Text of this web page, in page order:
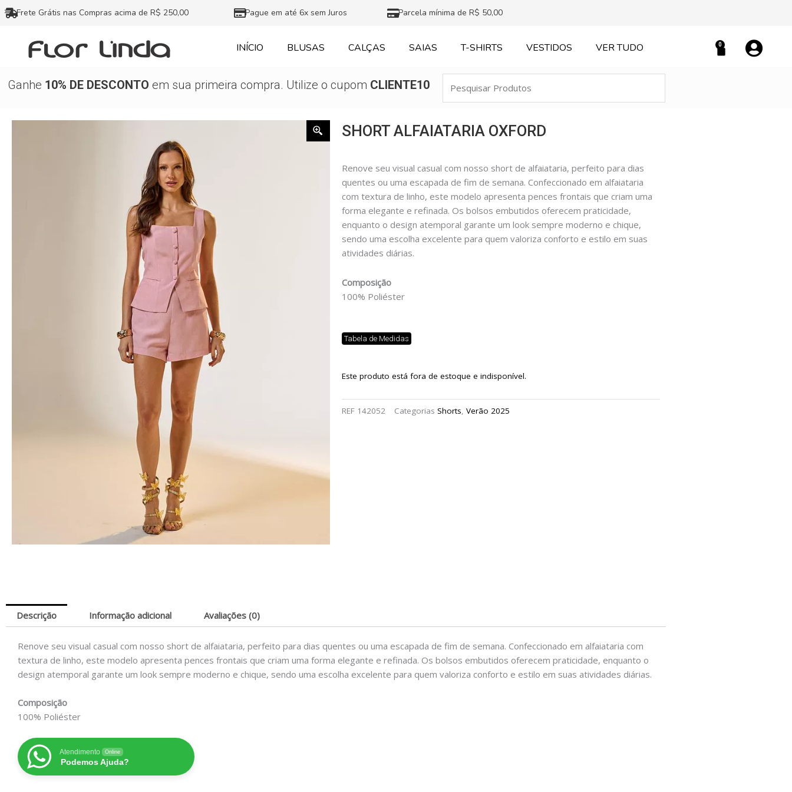
Ir
para
conteúdo
Frete Grátis nas Compras acima de R$ 250,00 Pague em até 6x sem Juros Parcela mínima de R$ 50,00
INÍCIO BLUSAS CALÇAS SAIAS T-SHIRTS VESTIDOS VER TUDO 0
Carrinho
Ganhe 10% DE DESCONTO em sua primeira compra. Utilize o cupom CLIENTE10
Produtos
SHORT ALFAIATARIA OXFORD
Renove seu visual casual com nosso short de alfaiataria, perfeito para dias
quentes ou uma escapada de fim de semana. Confeccionado em alfaiataria
com textura de linho, este modelo apresenta pences frontais que criam uma
forma elegante e refinada. Os bolsos embutidos oferecem praticidade,
enquanto o design atemporal garante um look sempre moderno e chique,
sendo uma escolha excelente para quem valoriza conforto e estilo em suas
atividades diárias.
Composição
100% Poliéster
Tabela de Medidas
Este produto está fora de estoque e indisponível.
REF 142052 Categorias Shorts, Verão 2025
Descrição Informação adicional Avaliações (0)
Renove seu visual casual com nosso short de alfaiataria, perfeito para dias quentes ou uma escapada de fim de semana. Confeccionado em alfaiataria com
textura de linho, este modelo apresenta pences frontais que criam uma forma elegante e refinada. Os bolsos embutidos oferecem praticidade, enquanto o
design atemporal garante um look sempre moderno e chique, sendo uma escolha excelente para quem valoriza conforto e estilo em suas atividades diárias.
Composição
100% Poliéster
Atendimento Online
Podemos Ajuda?